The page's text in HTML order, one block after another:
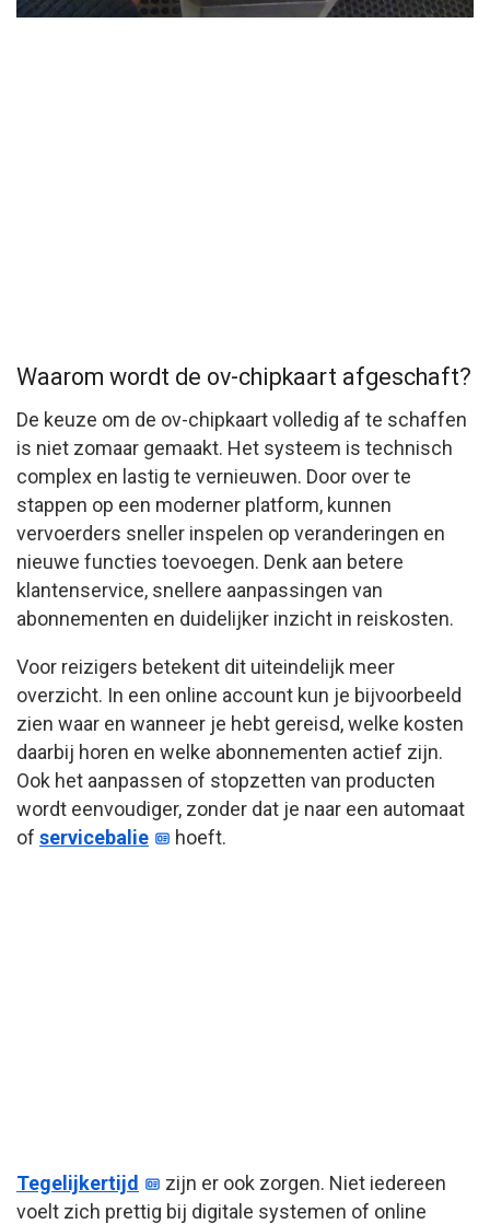
Waarom wordt de ov-chipkaart afgeschaft?
De keuze om de ov-chipkaart volledig af te schaffen
is niet zomaar gemaakt. Het systeem is technisch
complex en lastig te vernieuwen. Door over te
stappen op een moderner platform, kunnen
vervoerders sneller inspelen op veranderingen en
nieuwe functies toevoegen. Denk aan betere
klantenservice, snellere aanpassingen van
abonnementen en duidelijker inzicht in reiskosten.
Voor reizigers betekent dit uiteindelijk meer
overzicht. In een online account kun je bijvoorbeeld
zien waar en wanneer je hebt gereisd, welke kosten
daarbij horen en welke abonnementen actief zijn.
Ook het aanpassen of stopzetten van producten
wordt eenvoudiger, zonder dat je naar een automaat
of servicebalie hoeft.
Tegelijkertijd
zijn er ook zorgen. Niet iedereen
voelt zich prettig bij digitale systemen of online